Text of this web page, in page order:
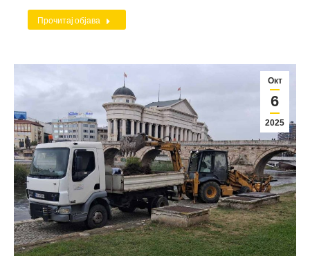
Прочитај објава
Окт
6
2025